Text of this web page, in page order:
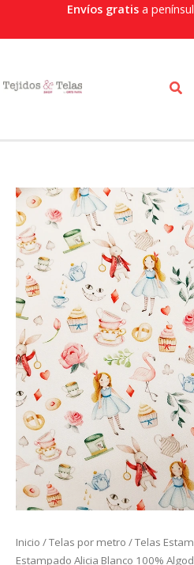
Envíos gratis a
Inicio /Telas por metro /Telas
Estampado Alicia Blanco 100%